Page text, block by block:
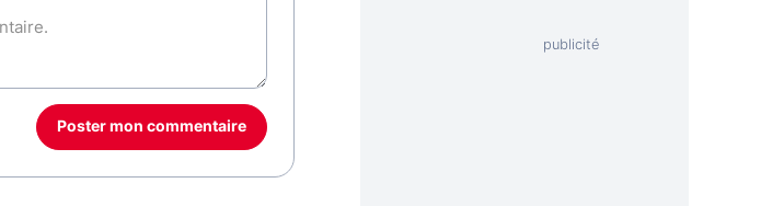
Poster mon commentaire